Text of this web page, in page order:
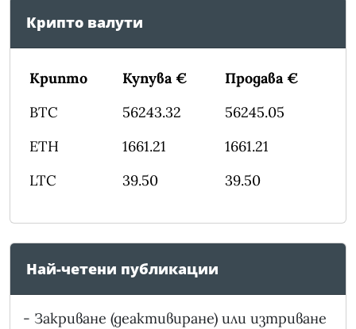
Крипто валути
Крипто Купува €
Продава €
BTC
56243.32
56245.05
ETH
1661.21
1661.21
LTC
39.50 39.50
Най-четени публикации
- Закриване (деактивиране) или изтриване